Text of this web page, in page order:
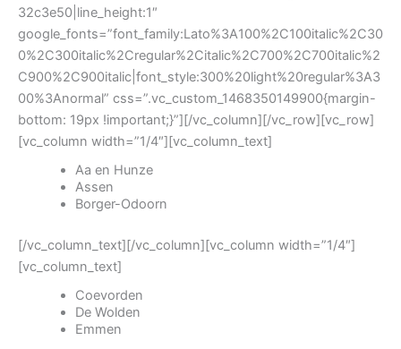
32c3e50|line_height:1″
google_fonts=”font_family:Lato%3A100%2C100italic%2C30
0%2C300italic%2Cregular%2Citalic%2C700%2C700italic%2
C900%2C900italic|font_style:300%20light%20regular%3A3
00%3Anormal” css=”.vc_custom_1468350149900{margin-
bottom: 19px !important;}”][/vc_column][/vc_row][vc_row]
[vc_column width=”1/4″][vc_column_text]
Aa en Hunze
Assen
Borger-Odoorn
[/vc_column_text][/vc_column][vc_column width=”1/4″]
[vc_column_text]
Coevorden
De Wolden
Emmen